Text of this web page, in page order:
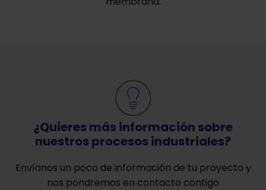
¿Quieres más información sobre
nuestros procesos industriales?
Envíanos un poco de información de tu proyecto y
nos pondremos en contacto contigo